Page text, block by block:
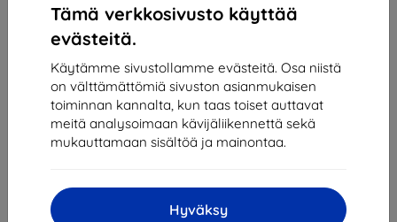
Tämä verkkosivusto käyttää
evästeitä.
Käytämme sivustollamme evästeitä. Osa niistä
on välttämättömiä sivuston asianmukaisen
toiminnan kannalta, kun taas toiset auttavat
meitä analysoimaan kävijäliikennettä sekä
mukauttamaan sisältöä ja mainontaa.
Hyväksy
Suojakalvo 3MK Xiaomi Redmi Note 8 - 3mk
SilverProtection+ (5903108303590)
Kuvaus ja tekniset tiedot
14,90 €